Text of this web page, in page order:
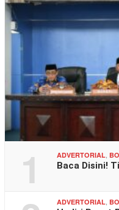
1 ADVERTORIAL
Baca Disini!
ADVERTORIAL